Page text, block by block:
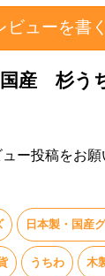
ビューを書
産 杉う
ー投稿をお願
日本製・国産
うちわ 木